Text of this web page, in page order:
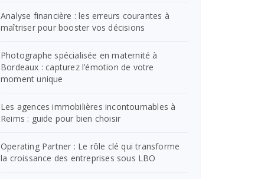
Analyse financière : les erreurs courantes à
maîtriser pour booster vos décisions
Photographe spécialisée en maternité à
Bordeaux : capturez l’émotion de votre
moment unique
Les agences immobilières incontournables à
Reims : guide pour bien choisir
Operating Partner : Le rôle clé qui transforme
la croissance des entreprises sous LBO